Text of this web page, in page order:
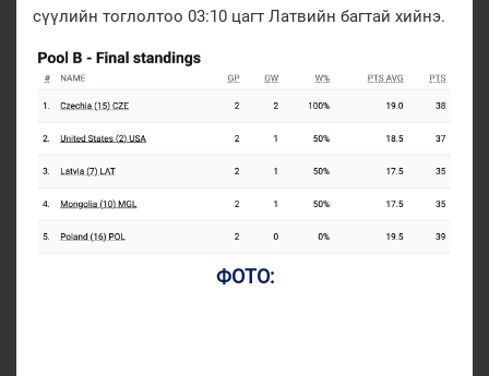
сүүлийн тоглолтоо 03:10 цагт Латвийн багтай хийнэ.
ФОТО: